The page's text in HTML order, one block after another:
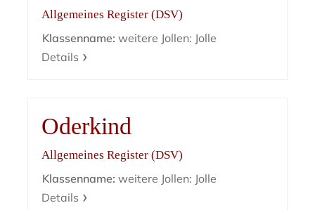
Allgemeines Register (DSV)
Klassenname: weitere Jollen: Jolle
Details
Oderkind
Allgemeines Register (DSV)
Klassenname: weitere Jollen: Jolle
Details